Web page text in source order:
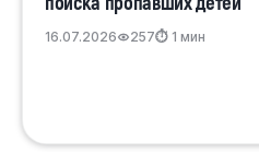
16.07.2026 257⏱ 1 мин